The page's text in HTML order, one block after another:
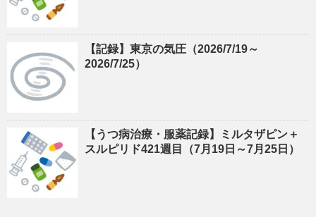
【記録】東京の気圧（2026/7/19～
2026/7/25）
【うつ病治療・服薬記録】ミルタザピン＋
スルピリド421週目（7月19日～7月25日）